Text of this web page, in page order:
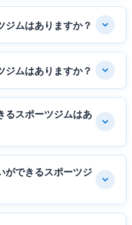
ジムはありますか？
ジムはありますか？
るスポーツジムはあ
ができるスポーツジ